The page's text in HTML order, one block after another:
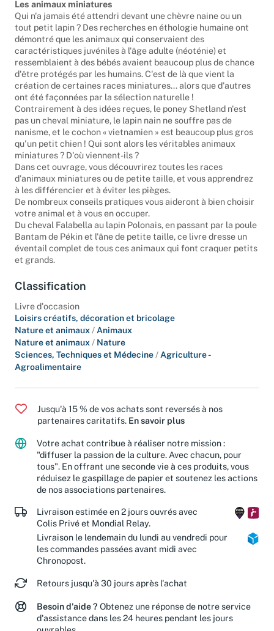
Les animaux miniatures
Qui n'a jamais été attendri devant une chèvre naine ou un
tout petit lapin ? Des recherches en éthologie humaine ont
démontré que les animaux qui conservaient des
caractéristiques juvéniles à l'âge adulte (néoténie) et
ressemblaient à des bébés avaient beaucoup plus de chance
d'être protégés par les humains. C'est de là que vient la
création de certaines races miniatures... alors que d'autres
ont été façonnées par la sélection naturelle !
Contrairement à des idées reçues, le poney Shetland n'est
pas un cheval miniature, le lapin nain ne souffre pas de
nanisme, et le cochon « vietnamien » est beaucoup plus gros
qu'un petit chien ! Qui sont alors les véritables animaux
miniatures ? D'où viennent-ils ?
Dans cet ouvrage, vous découvrirez toutes les races
d'animaux miniatures ou de petite taille, et vous apprendrez
à les différencier et à éviter les pièges.
De nombreux conseils pratiques vous aideront à bien choisir
votre animal et à vous en occuper.
Du cheval Falabella au lapin Polonais, en passant par la poule
Bantam de Pékin et l'âne de petite taille, ce livre dresse un
éventail complet de tous ces animaux qui font craquer petits
et grands.
Classification
Livre d'occasion
Loisirs créatifs, décoration et bricolage
Nature et animaux / Animaux
Nature et animaux / Nature
Sciences, Techniques et Médecine
Jusqu'à 15 % de vos achats sont reversés à nos
partenaires caritatifs.
En savoir plus
Votre achat contribue à réaliser notre mission :
"diffuser la passion de la culture. Avec chacun, pour
tous". En offrant une seconde vie à ces produits, vous
réduisez le gaspillage de papier et soutenez les actions
de nos associations partenaires.
Livraison estimée en 2 jours ouvrés avec
Colis Privé et Mondial Relay.
Livraison le lendemain du lundi au vendredi pour
les commandes passées avant midi avec
Retours jusqu'à 30 jours après l'achat
Besoin d'aide ?Obtenez une réponse de notre service
d'assistance dans les 24 heures pendant les jours